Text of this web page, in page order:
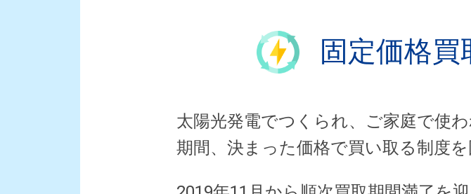
固定価格買
太陽光発電でつくられ、ご家庭で使
期間、決まった価格で買い取る制度